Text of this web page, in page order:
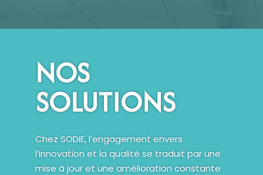
NOS
SOLUTIONS
Chez SODIE, l’engagement envers
l’innovation et la qualité se traduit par une
mise à jour et une amélioration constante